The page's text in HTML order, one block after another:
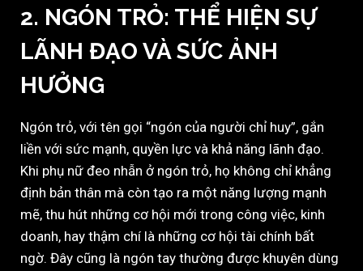
2. NGÓN TRỎ: THỂ HIỆN SỰ
LÃNH ĐẠO VÀ SỨC ẢNH
HƯỞNG
Ngón trỏ, với tên gọi “ngón của người chỉ huy”, gắn
liền với sức mạnh, quyền lực và khả năng lãnh đạo.
Khi phụ nữ đeo nhẫn ở ngón trỏ, họ không chỉ khẳng
định bản thân mà còn tạo ra một năng lượng mạnh
mẽ, thu hút những cơ hội mới trong công việc, kinh
doanh, hay thậm chí là những cơ hội tài chính bất
ngờ. Đây cũng là ngón tay thường được khuyên dùng